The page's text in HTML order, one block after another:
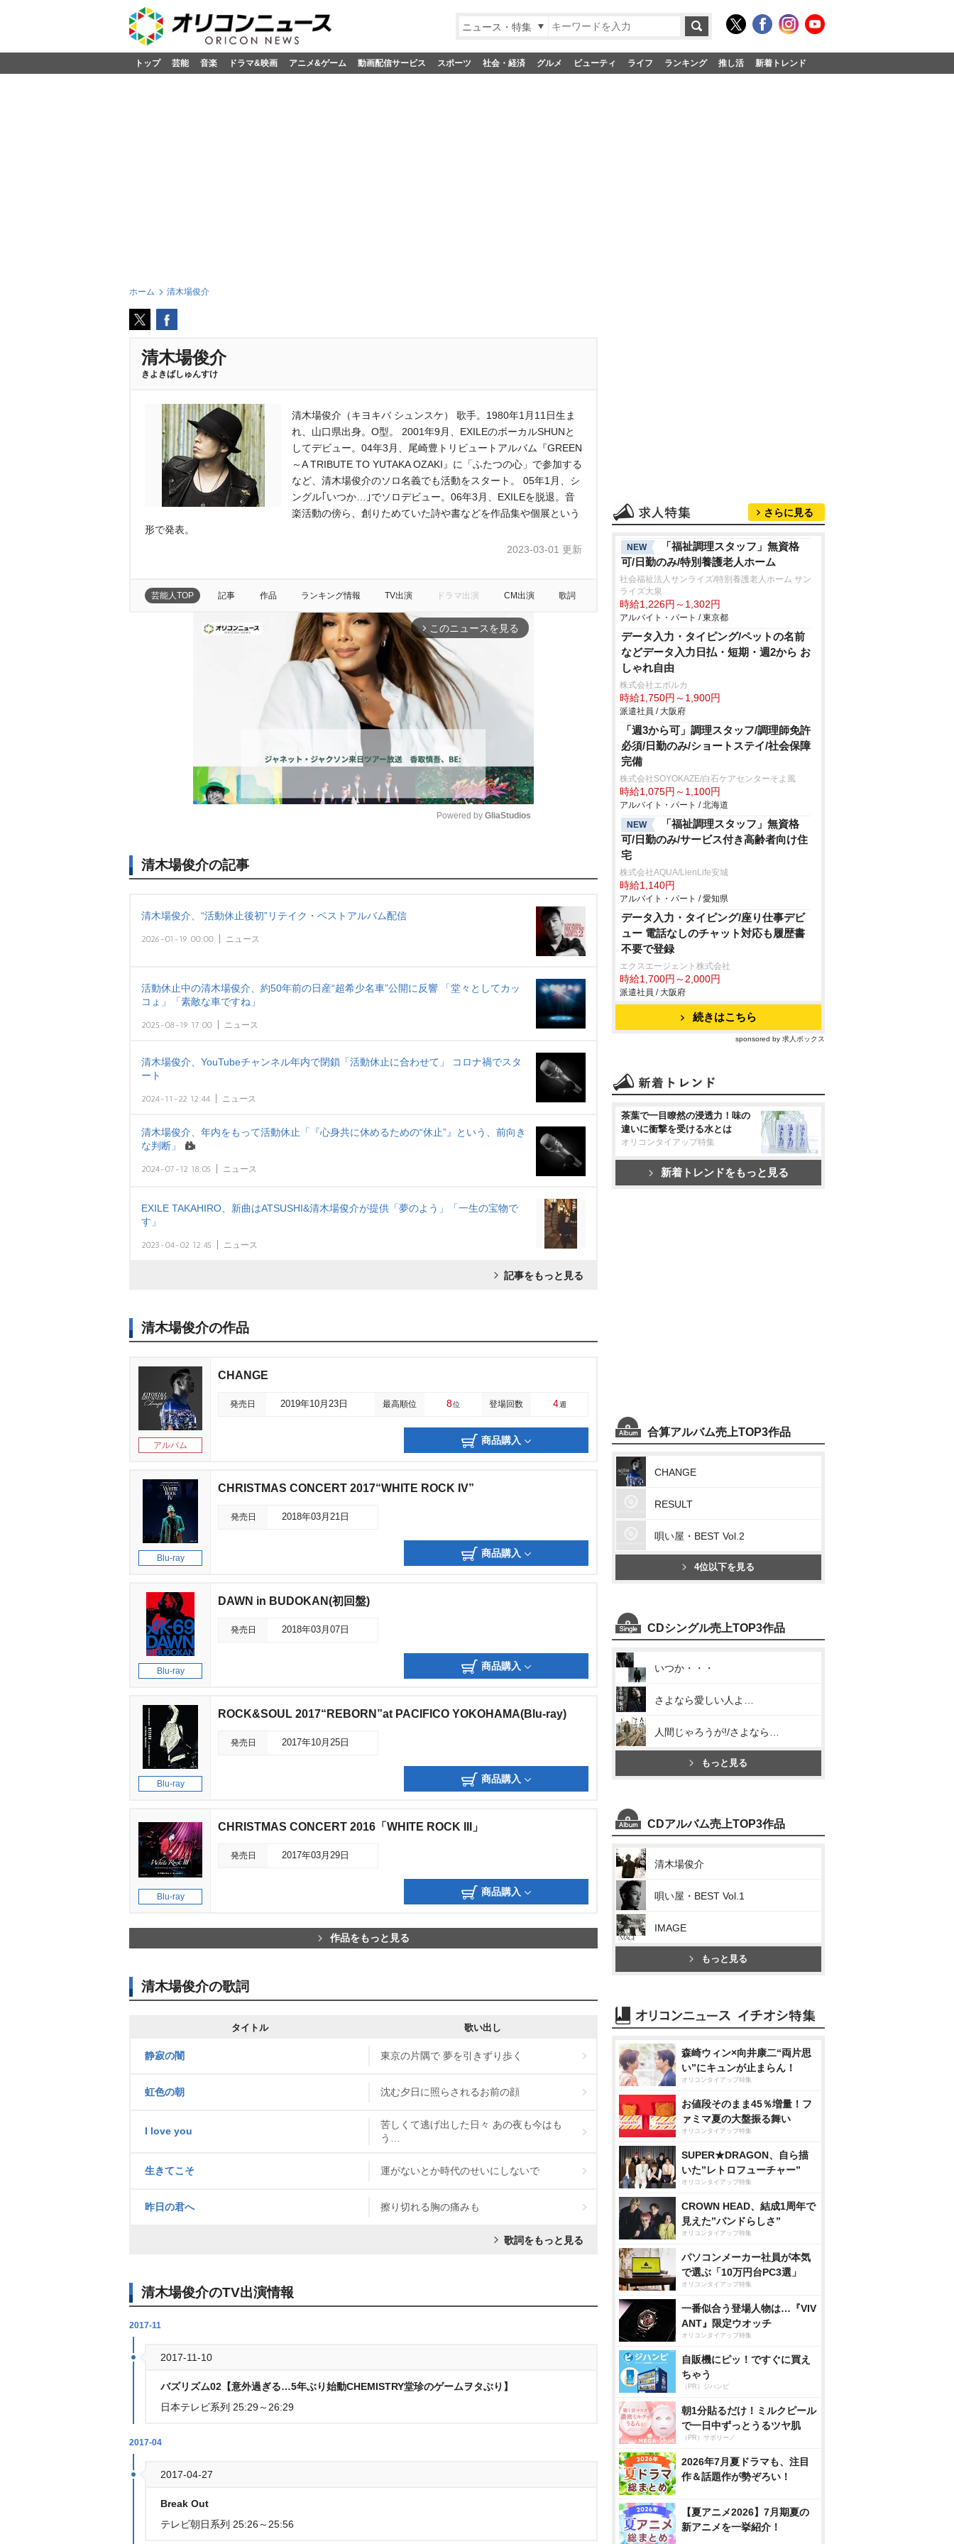
ニュース・特集
トップ 芸能 音楽 ドラマ&映画 アニメ&ゲーム 動画配信サービス スポーツ 社会・経済 グルメ ビューティ ライフ ランキング 推し活 新着トレンド
ホーム 清木場俊介
清木場俊介
きよきばしゅんすけ
清木場俊介（キヨキバ シュンスケ） 歌手。1980年1月11日生ま
れ、山口県出身。O型。 2001年9月、EXILEのボーカルSHUNと
してデビュー。04年3月、尾崎豊トリビュートアルバム『GREEN
～A TRIBUTE TO YUTAKA OZAKI』に「ふたつの心」で参加する
など、清木場俊介のソロ名義でも活動をスタート。 05年1月、シ
ングル｢いつか…｣でソロデビュー。06年3月、EXILEを脱退。音
楽活動の傍ら、創りためていた詩や書などを作品集や個展という
形で発表。
2023-03-01 更新
芸能人TOP 記事 作品 ランキング情報 TV出演 ドラマ出演 CM出演 歌詞
arrow_forward_ios このニュースを見る
u
Powered by GliaStudios
清木場俊介の記事
清木場俊介、“活動休止後初”リテイク・ベストアルバム配信
2026-01-19 00:00 ニュース
活動休止中の清木場俊介、約50年前の日産“超希少名車”公開に反響 「堂々としてカッ
コょ」「素敵な車ですね」
2025-08-19 17:00 ニュース
清木場俊介、YouTubeチャンネル年内で閉鎖「活動休止に合わせて」 コロナ禍でスタ
ート
2024-11-22 12:44 ニュース
清木場俊介、年内をもって活動休止「『心身共に休めるための“休止”』という、前向き
な判断」
2024-07-12 18:05 ニュース
EXILE TAKAHIRO、新曲はATSUSHI&清木場俊介が提供「夢のよう」「一生の宝物で
す」
2023-04-02 12:45 ニュース
記事をもっと見る
清木場俊介の作品
アルバム
CHANGE
発売日 2019年10月23日 最高順位 8位 登場回数 4週
商品購入
Blu-ray
CHRISTMAS CONCERT 2017“WHITE ROCK IV”
発売日 2018年03月21日
商品購入
Blu-ray
DAWN in BUDOKAN(初回盤)
発売日 2018年03月07日
商品購入
Blu-ray
ROCK&SOUL 2017“REBORN”at PACIFICO YOKOHAMA(Blu-ray)
発売日 2017年10月25日
商品購入
Blu-ray
CHRISTMAS CONCERT 2016「WHITE ROCK III」
発売日 2017年03月29日
商品購入
作品をもっと見る
清木場俊介の歌詞
タイトル 歌い出し
静寂の闇 東京の片隅で 夢を引きずり歩く
虹色の朝 沈む夕日に照らされるお前の顔
I love you
苦しくて逃げ出した日々 あの夜も今はも
う…
生きてこそ 運がないとか時代のせいにしないで
昨日の君へ 擦り切れる胸の痛みも
歌詞をもっと見る
清木場俊介のTV出演情報
2017-11
2017-11-10
バズリズム02【意外過ぎる…5年ぶり始動CHEMISTRY堂珍のゲームヲタぶり】
日本テレビ系列 25:29～26:29
2017-04
2017-04-27
Break Out
テレビ朝日系列 25:26～25:56
さらに見る
NEW
「福祉調理スタッフ」無資格
可/日勤のみ/特別養護老人ホーム
社会福祉法人サンライズ/特別養護老人ホーム サン
ライズ大泉
時給1,226円～1,302円
アルバイト・パート / 東京都
データ入力・タイピング/ペットの名前
などデータ入力日払・短期・週2から お
しゃれ自由
株式会社エボルカ
時給1,750円～1,900円
派遣社員 / 大阪府
「週3から可」調理スタッフ/調理師免許
必須/日勤のみ/ショートステイ/社会保障
完備
株式会社SOYOKAZE/白石ケアセンターそよ風
時給1,075円～1,100円
アルバイト・パート / 北海道
NEW
「福祉調理スタッフ」無資格
可/日勤のみ/サービス付き高齢者向け住
宅
株式会社AQUA/LienLife安城
時給1,140円
アルバイト・パート / 愛知県
データ入力・タイピング/座り仕事デビ
ュー 電話なしのチャット対応も履歴書
不要で登録
エクスエージェント株式会社
時給1,700円～2,000円
派遣社員 / 大阪府
続きはこちら
sponsored by 求人ボックス
茶葉で一目瞭然の浸透力！味の
違いに衝撃を受ける水とは
オリコンタイアップ特集
新着トレンドをもっと見る
合算アルバム売上TOP3作品
CHANGE
RESULT
唄い屋・BEST Vol.2
4位以下を見る
CDシングル売上TOP3作品
いつか・・・
さよなら愛しい人よ…
もっと見る
CDアルバム売上TOP3作品
清木場俊介
唄い屋・BEST Vol.1
IMAGE
もっと見る
森崎ウィン×向井康二“両片思
い”にキュンが止まらん！
オリコンタイアップ特集
お値段そのまま45％増量！フ
ァミマ夏の大盤振る舞い
オリコンタイアップ特集
SUPER★DRAGON、自ら描
いた”レトロフューチャー”
オリコンタイアップ特集
CROWN HEAD、結成1周年で
見えた”バンドらしさ”
オリコンタイアップ特集
パソコンメーカー社員が本気
で選ぶ「10万円台PC3選」
オリコンタイアップ特集
一番似合う登場人物は…『VIV
ANT』限定ウオッチ
オリコンタイアップ特集
自販機にピッ！ですぐに買え
ちゃう
（PR）ジハンピ
朝1分貼るだけ！ミルクピール
で一日中ずっとうるツヤ肌
（PR）サボリーノ
2026年7月夏ドラマも、注目
作＆話題作が勢ぞろい！
【夏アニメ2026】7月期夏の
新アニメを一挙紹介！